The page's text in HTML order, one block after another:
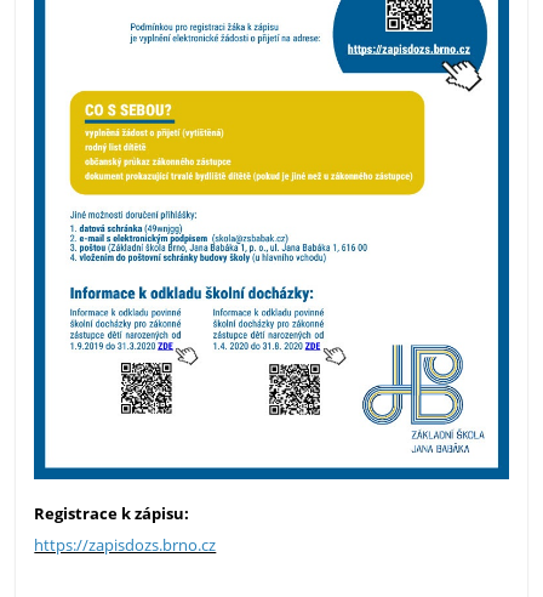
Registrace k zápisu:
https://zapisdozs.brno.cz